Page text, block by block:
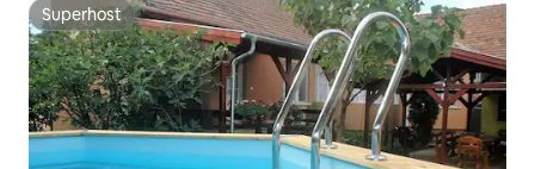
Superhost
Superhost